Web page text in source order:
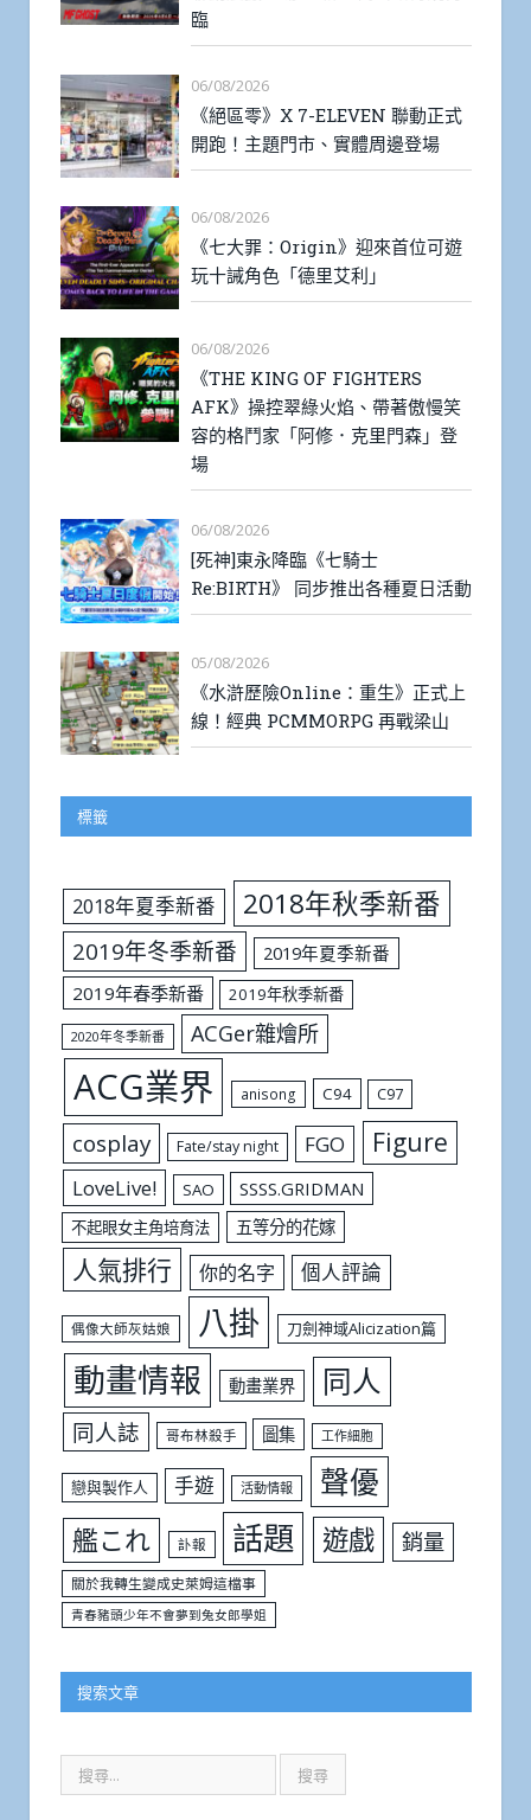
臨
06/08/2026
《絕區零》X 7-ELEVEN 聯動正式
開跑！主題門市、實體周邊登場
06/08/2026
《七大罪：Origin》迎來首位可遊
玩十誡角色「德里艾利」
06/08/2026
《THE KING OF FIGHTERS
AFK》操控翠綠火焰、帶著傲慢笑
容的格鬥家「阿修．克里門森」登
場
06/08/2026
[死神]東永降臨《七騎士
Re:BIRTH》 同步推出各種夏日活動
05/08/2026
《水滸歷險Online：重生》正式上
線！經典 PCMMORPG 再戰梁山
標籤
2018年夏季新番 2018年秋季新番
2019年冬季新番
2019年夏季新番
2019年春季新番
2019年秋季新番
2020年冬季新番 ACGer雜燴所
ACG業界 anisong C94 C97
cosplay Fate/stay night FGO Figure
LoveLive! SAO SSSS.GRIDMAN
不起眼女主角培育法 五等分的花嫁
人氣排行 你的名字 個人評論
偶像大師灰姑娘 八掛 刀劍神域Alicization篇
動畫情報 動畫業界 同人
同人誌 哥布林殺手 圖集 工作細胞
戀與製作人 手遊 活動情報 聲優
艦これ 訃報 話題 遊戲 銷量
關於我轉生變成史萊姆這檔事
青春豬頭少年不會夢到兔女郎學姐
搜索文章